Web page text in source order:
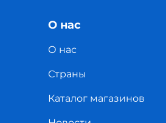
О нас
О нас
Страны
Каталог магазинов